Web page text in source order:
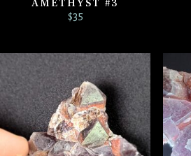
AMETHYST #3
$35